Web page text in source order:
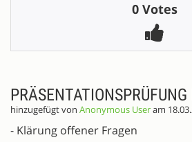
0 Votes
hinzugefügt von Anonymous Useram
- Klärung offener Fragen